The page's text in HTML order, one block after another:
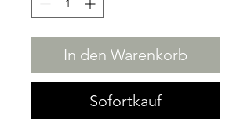
In den Warenkorb
Sofortkauf